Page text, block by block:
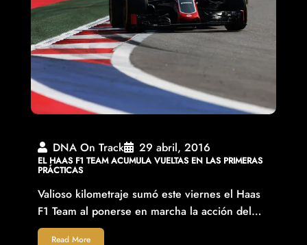
DNA On Track 29 abril, 2016
EL HAAS F1 TEAM ACUMULA VUELTAS EN LAS PRIMERAS
PRÁCTICAS
Valioso kilometraje sumó este viernes el Haas
F1 Team al ponerse en marcha la acción del…
Read More